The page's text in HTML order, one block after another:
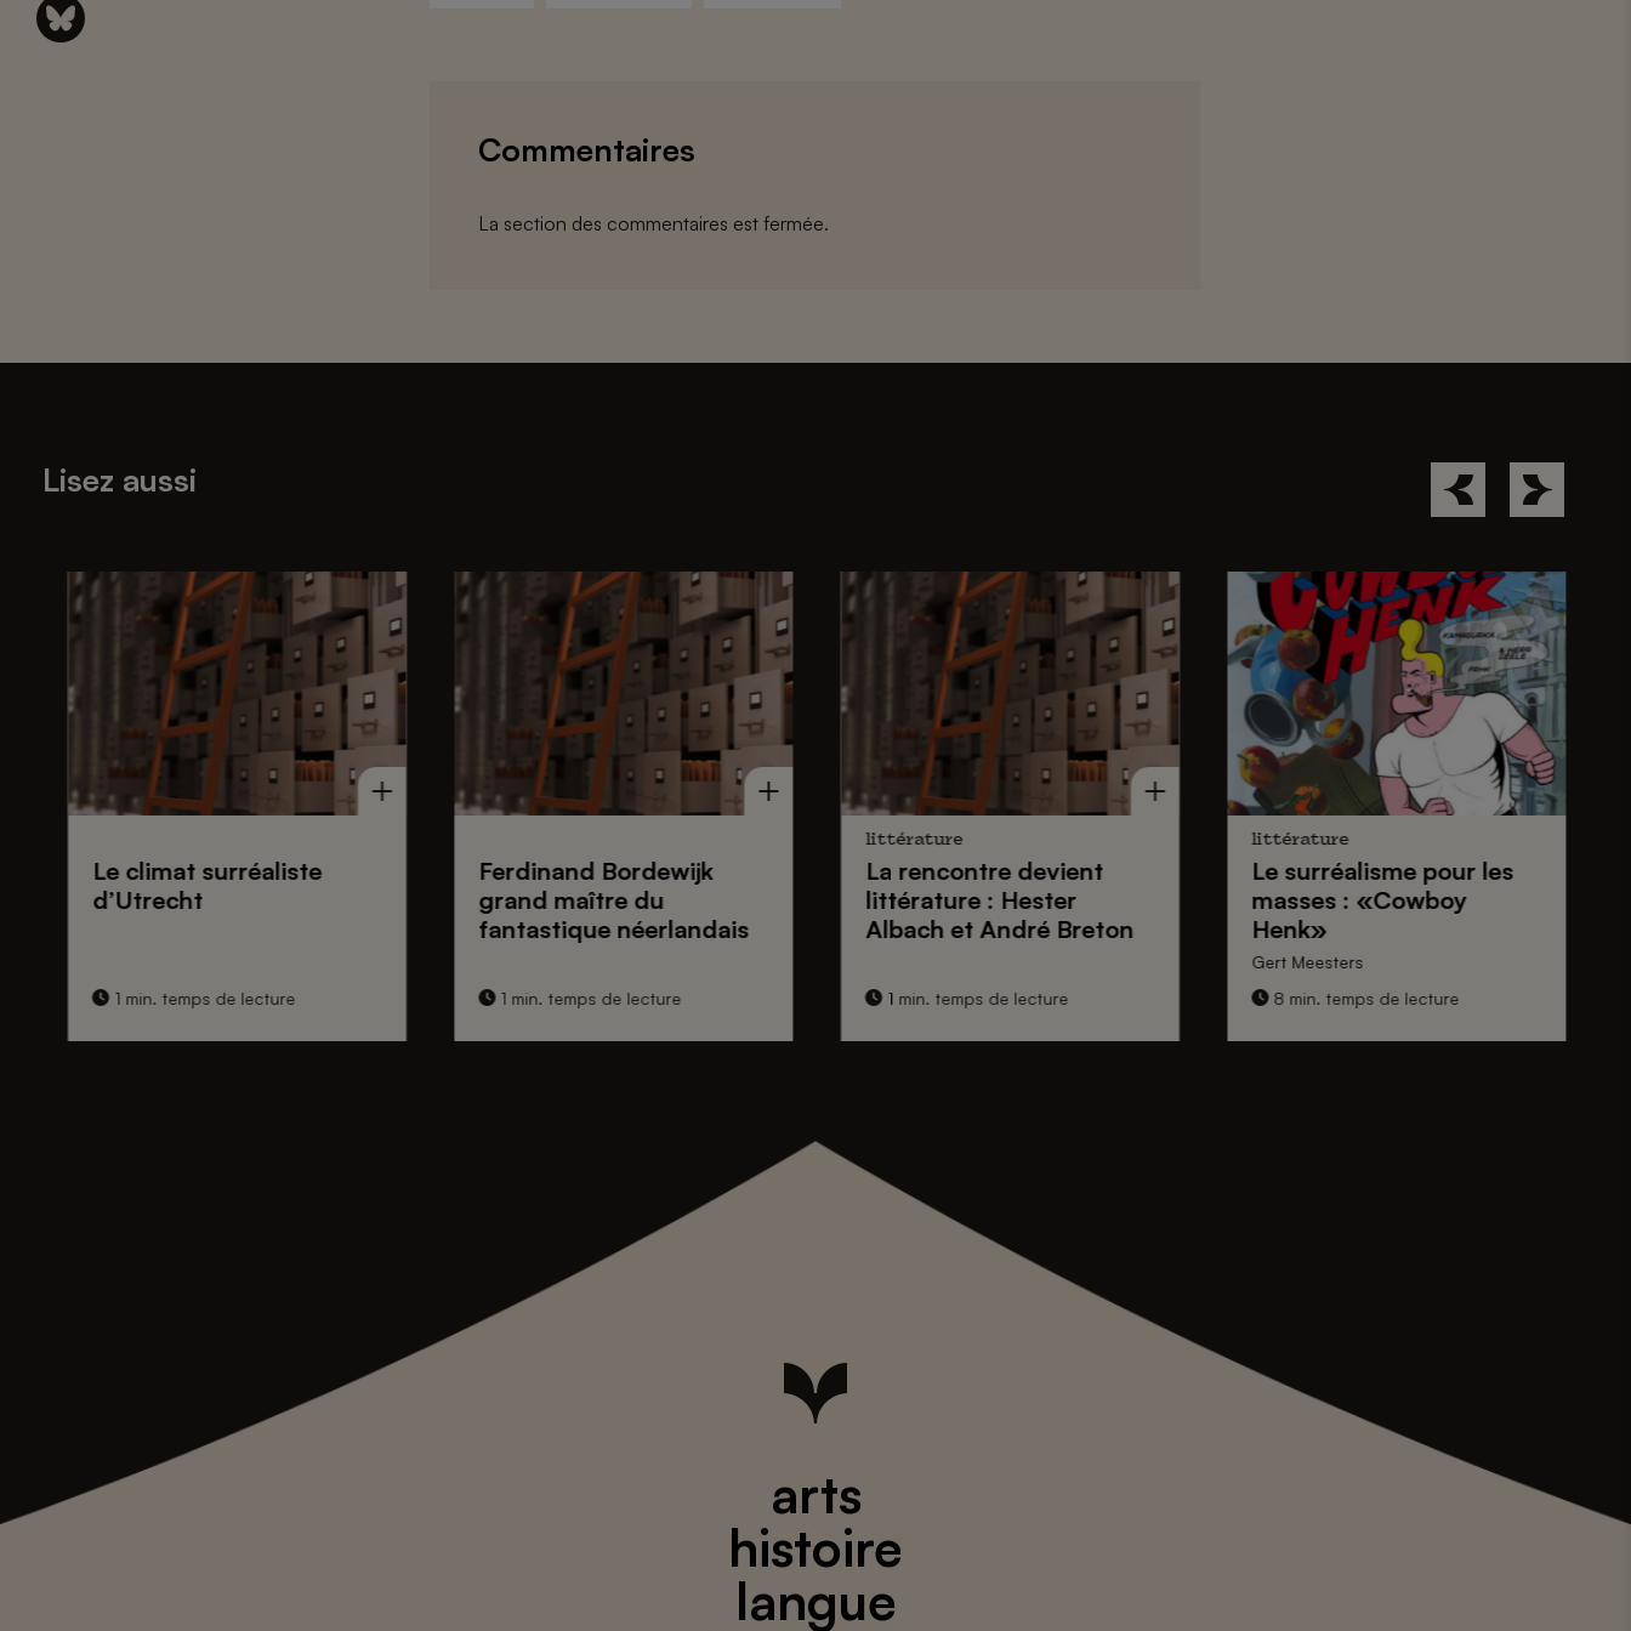
Commentaires
La section des commentaires est fermée.
Lisez aussi
Le climat surréaliste
d’Utrecht
1 min. temps de lecture
Ferdinand Bordewijk
grand maître du
fantastique néerlandais
1 min. temps de lecture
littérature
La rencontre devient
littérature : Hester
Albach et André Breton
1 min. temps de lecture
littérature
Le surréalisme pour les
masses : «Cowboy
Henk»
Gert Meesters
8 min. temps de lecture
arts
histoire
langue